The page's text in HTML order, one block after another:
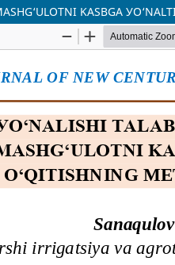
KASBGA